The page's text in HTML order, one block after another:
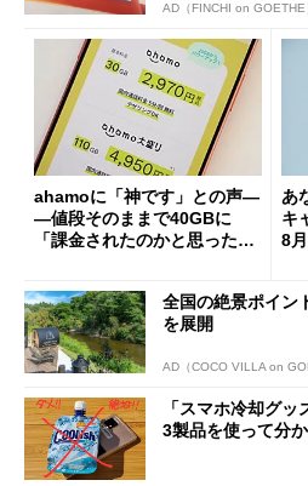
AD（FINCHI on GOETHE
ahamoに「神です」との声―
―値段そのままで40GBに
「課金されたのかと思った」
あ
キ
8
全国の絶景ポイン
を展開
AD（COCO VILLA on
「スマホ冷却グ
3製品を使って分